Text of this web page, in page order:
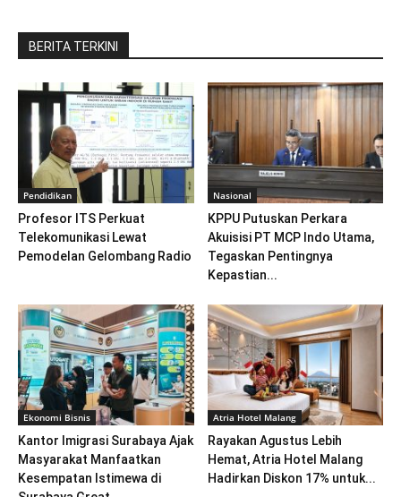
BERITA TERKINI
Pendidikan
Profesor ITS Perkuat
Telekomunikasi Lewat
Pemodelan Gelombang Radio
Nasional
KPPU Putuskan Perkara
Akuisisi PT MCP Indo Utama,
Tegaskan Pentingnya
Kepastian...
Ekonomi Bisnis
Kantor Imigrasi Surabaya Ajak
Masyarakat Manfaatkan
Kesempatan Istimewa di
Atria Hotel Malang
Rayakan Agustus Lebih
Hemat, Atria Hotel Malang
Hadirkan Diskon 17% untuk...